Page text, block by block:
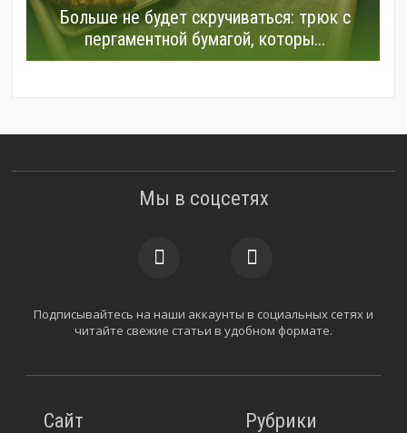
Больше не будет скручиваться: трюк с
пергаментной бумагой, которы...
Сайт Рубрики
Мы в соцсетях
Подписывайтесь на наши аккаунты в социальных сетях и
читайте свежие статьи в удобном формате.